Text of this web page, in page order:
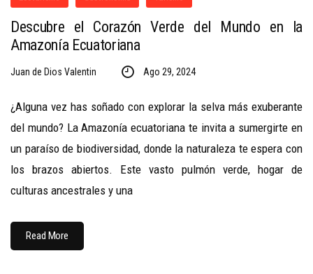
Descubre el Corazón Verde del Mundo en la
Amazonía Ecuatoriana
Juan de Dios Valentin Ago 29, 2024
¿Alguna vez has soñado con explorar la selva más exuberante
del mundo? La Amazonía ecuatoriana te invita a sumergirte en
un paraíso de biodiversidad, donde la naturaleza te espera con
los brazos abiertos. Este vasto pulmón verde, hogar de
culturas ancestrales y una
Read More